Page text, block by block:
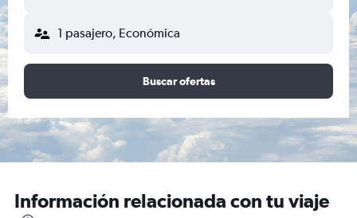
1 pasajero, Económica
Buscar ofertas
Información relacionada con tu viaje